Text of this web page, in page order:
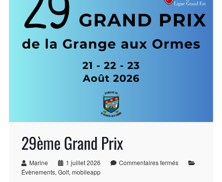
29ème Grand Prix
Marine 1 juillet 2026
Commentaires fermés
Évènements,Golf,mobileapp